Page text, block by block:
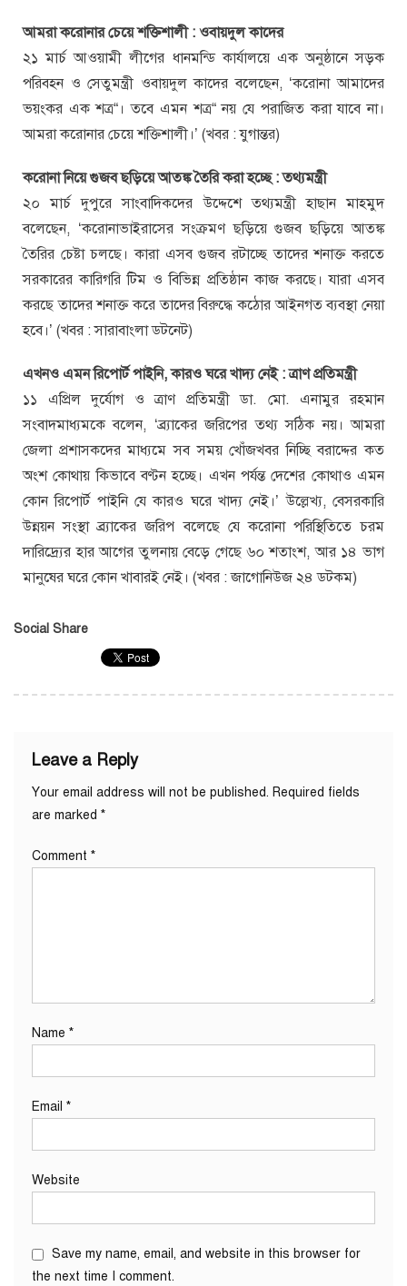
আমরা করোনার চেয়ে শক্তিশালী : ওবায়দুল কাদের
২১ মার্চ আওয়ামী লীগের ধানমন্ডি কার্যালয়ে এক অনুষ্ঠানে সড়ক
পরিবহন ও সেতুমন্ত্রী ওবায়দুল কাদের বলেছেন, ‘করোনা আমাদের
ভয়ংকর এক শত্র“। তবে এমন শত্র“ নয় যে পরাজিত করা যাবে না।
আমরা করোনার চেয়ে শক্তিশালী।’ (খবর : যুগান্তর)
করোনা নিয়ে গুজব ছড়িয়ে আতঙ্ক তৈরি করা হচ্ছে : তথ্যমন্ত্রী
২০ মার্চ দুপুরে সাংবাদিকদের উদ্দেশে তথ্যমন্ত্রী হাছান মাহমুদ
বলেছেন, ‘করোনাভাইরাসের সংক্রমণ ছড়িয়ে গুজব ছড়িয়ে আতঙ্ক
তৈরির চেষ্টা চলছে। কারা এসব গুজব রটাচ্ছে তাদের শনাক্ত করতে
সরকারের কারিগরি টিম ও বিভিন্ন প্রতিষ্ঠান কাজ করছে। যারা এসব
করছে তাদের শনাক্ত করে তাদের বিরুদ্ধে কঠোর আইনগত ব্যবস্থা নেয়া
হবে।’ (খবর : সারাবাংলা ডটনেট)
এখনও এমন রিপোর্ট পাইনি, কারও ঘরে খাদ্য নেই : ত্রাণ প্রতিমন্ত্রী
১১ এপ্রিল দুর্যোগ ও ত্রাণ প্রতিমন্ত্রী ডা. মো. এনামুর রহমান
সংবাদমাধ্যমকে বলেন, ‘ব্র্যাকের জরিপের তথ্য সঠিক নয়। আমরা
জেলা প্রশাসকদের মাধ্যমে সব সময় খোঁজখবর নিচ্ছি বরাদ্দের কত
অংশ কোথায় কিভাবে বণ্টন হচ্ছে। এখন পর্যন্ত দেশের কোথাও এমন
কোন রিপোর্ট পাইনি যে কারও ঘরে খাদ্য নেই।’ উল্লেখ্য, বেসরকারি
উন্নয়ন সংস্থা ব্র্যাকের জরিপ বলেছে যে করোনা পরিস্থিতিতে চরম
দারিদ্র্যের হার আগের তুলনায় বেড়ে গেছে ৬০ শতাংশ, আর ১৪ ভাগ
মানুষের ঘরে কোন খাবারই নেই। (খবর : জাগোনিউজ ২৪ ডটকম)
Social Share
Leave a Reply
Your email address will not be published. Required fields
are marked *
Comment *
Name *
Email *
Website
Save my name, email, and website in this browser for
the next time I comment.